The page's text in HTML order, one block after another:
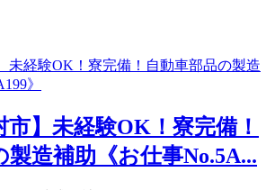
市】未経験OK！寮完備！
製造補助《お仕事No.5A...